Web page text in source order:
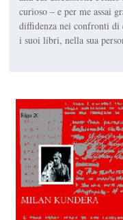
curioso – e per me assai
diffidenza nei confronti di
i suoi libri, nella sua